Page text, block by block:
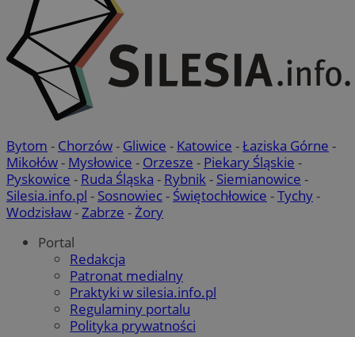
Bytom - Chorzów- Gliwice - Katowice -Łaziska Górne -
Mikołów- Mysłowice - Orzesze - Piekary Śląskie -
Pyskowice - Ruda Śląska - Rybnik- Siemianowice -
Silesia.info.pl - Sosnowiec- Świętochłowice -Tychy-
Wodzisław-Zabrze -Żory
Portal
Redakcja
Patronat medialny
Praktyki w silesia.info.pl
Regulaminy portalu
Polityka prywatności